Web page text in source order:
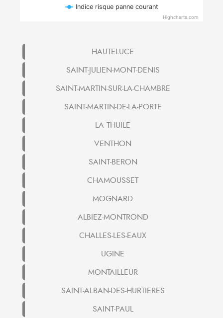
Indice risque panne courant
Highcharts.com
HAUTELUCE
SAINT-JULIEN-MONT-DENIS
SAINT-MARTIN-SUR-LA-CHAMBRE
SAINT-MARTIN-DE-LA-PORTE
LA THUILE
VENTHON
SAINT-BERON
CHAMOUSSET
MOGNARD
ALBIEZ-MONTROND
CHALLES-LES-EAUX
UGINE
MONTAILLEUR
SAINT-ALBAN-DES-HURTIERES
SAINT-PAUL